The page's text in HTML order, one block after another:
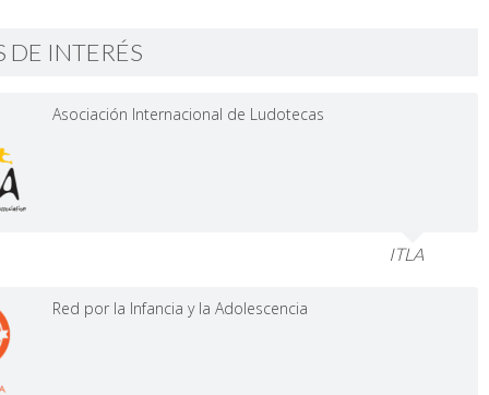
DE INTERÉS
Asociación Internacional de Ludotecas
ITLA
Red por la Infancia y la Adolescencia